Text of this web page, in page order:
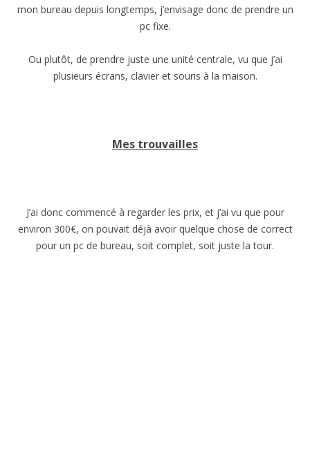
mon bureau depuis longtemps, j’envisage donc de prendre un
pc fixe.
Ou plutôt, de prendre juste une unité centrale, vu que j’ai
plusieurs écrans, clavier et souris à la maison.
Mes trouvailles
J’ai donc commencé à regarder les prix, et j’ai vu que pour
environ 300€, on pouvait déjà avoir quelque chose de correct
pour un pc de bureau, soit complet, soit juste la tour.